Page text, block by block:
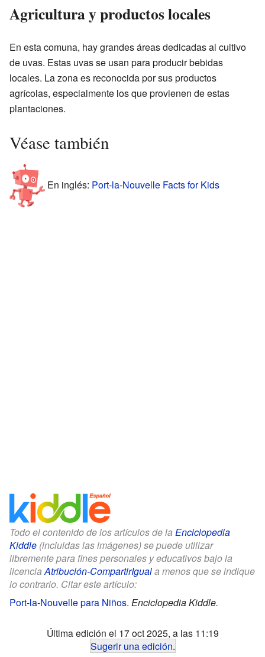
Agricultura y productos locales
En esta comuna, hay grandes áreas dedicadas al cultivo
de uvas. Estas uvas se usan para producir bebidas
locales. La zona es reconocida por sus productos
agrícolas, especialmente los que provienen de estas
plantaciones.
Véase también
En inglés: Port-la-Nouvelle Facts for Kids
Todo el contenido de los artículos de la Enciclopedia
Kiddle (incluidas las imágenes) se puede utilizar
libremente para fines personales y educativos bajo la
licenciaAtribución-CompartirIguala menos que se indique
lo contrario. Citar este artículo:
Port-la-Nouvelle para Niños. Enciclopedia Kiddle.
Última edición el 17 oct 2025, a las 11:19
Sugerir una edición.